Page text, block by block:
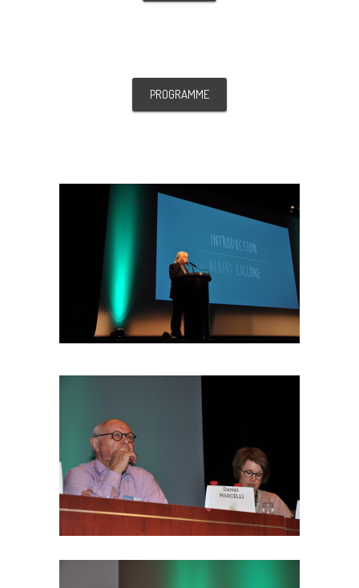
PROGRAMME